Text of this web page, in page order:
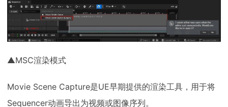
▲MSC渲染模式
Movie Scene Capture是UE早期提供的渲染工具，用于将
Sequencer动画导出为视频或图像序列。